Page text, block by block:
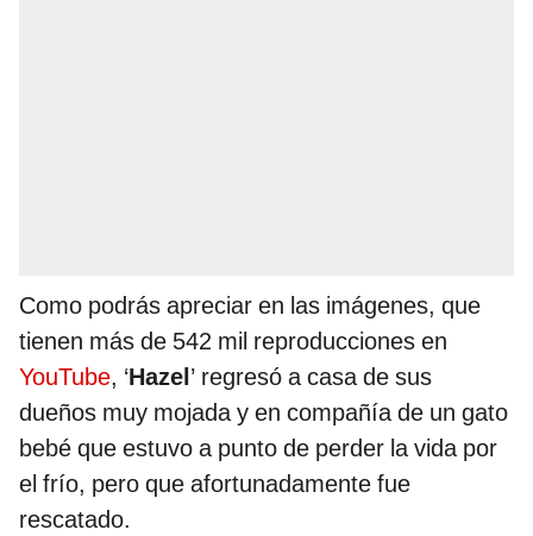
Como podrás apreciar en las imágenes, que
tienen más de 542 mil reproducciones en
YouTube, ‘Hazel’ regresó a casa de sus
dueños muy mojada y en compañía de un gato
bebé que estuvo a punto de perder la vida por
el frío, pero que afortunadamente fue
rescatado.